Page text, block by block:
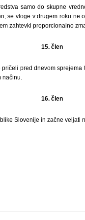
samo do skupne
se vloge v drugem roku ne
zahtevki proporcionalno
15. člen
pred dnevom
16. člen
Slovenije in začne veljati